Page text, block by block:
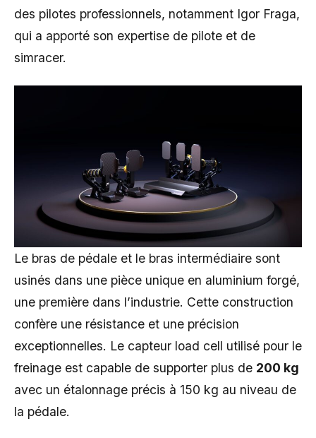
des pilotes professionnels, notamment Igor Fraga,
qui a apporté son expertise de pilote et de
simracer.
Le bras de pédale et le bras intermédiaire sont
usinés dans une pièce unique en aluminium forgé,
une première dans l’industrie. Cette construction
confère une résistance et une précision
exceptionnelles. Le capteur load cell utilisé pour le
freinage est capable de supporter plus de 200 kg
avec un étalonnage précis à 150 kg au niveau de
la pédale.